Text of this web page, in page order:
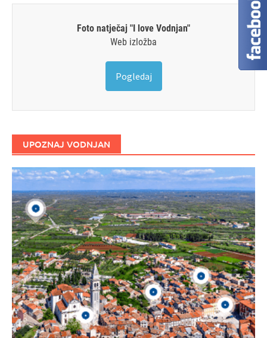
Foto natječaj "I love Vodnjan"
Web izložba
Pogledaj
UPOZNAJ VODNJAN